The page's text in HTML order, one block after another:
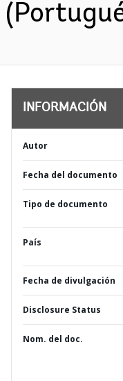
INFORMACIÓN
Autor
Fecha del documento
Tipo de documento
País
Fecha de divulgación
Disclosure Status
Nom. del doc.